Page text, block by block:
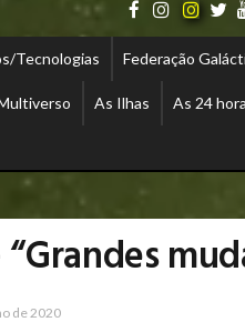
Tecnologias Federação
As Ilhas As 24
de 2020